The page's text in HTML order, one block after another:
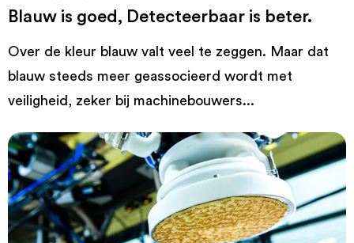
Blauw is goed, Detecteerbaar is beter.
Over de kleur blauw valt veel te zeggen. Maar dat
blauw steeds meer geassocieerd wordt met
veiligheid, zeker bij machinebouwers...